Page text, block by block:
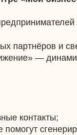
партнёров и
—
контакты;
помогут